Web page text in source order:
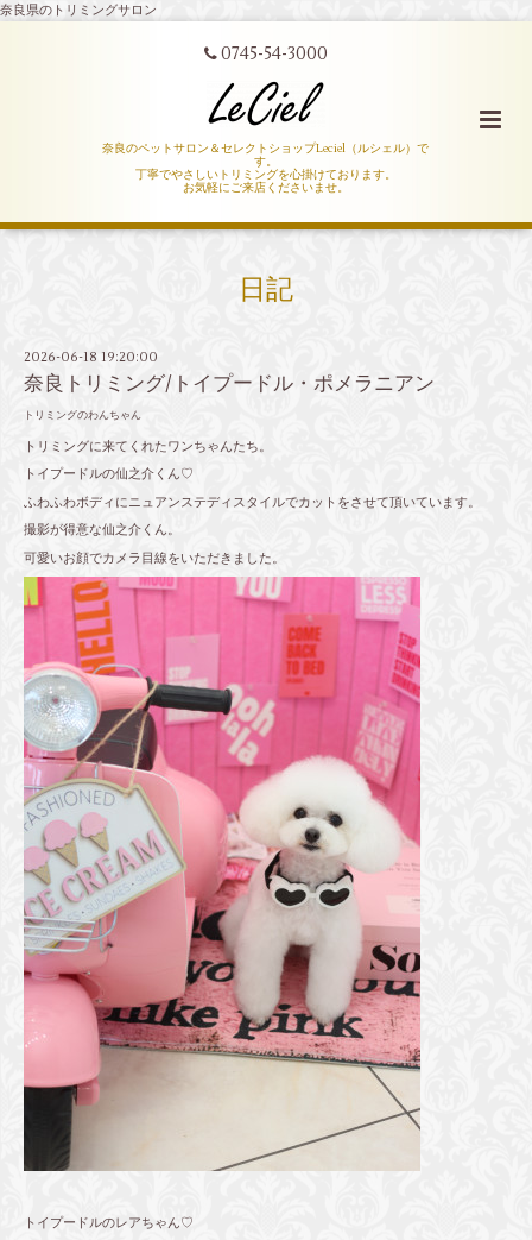
奈良県のトリミングサロン
0745-54-3000
奈良のペットサロン＆セレクトショップLeciel（ルシェル）で
す。
丁寧でやさしいトリミングを心掛けております。
お気軽にご来店くださいませ。
日記
2026-06-18 19:20:00
奈良トリミング/トイプードル・ポメラニアン
トリミングのわんちゃん
トリミングに来てくれたワンちゃんたち。
トイプードルの仙之介くん♡
ふわふわボディにニュアンステディスタイルでカットをさせて頂いています。
撮影が得意な仙之介くん。
可愛いお顔でカメラ目線をいただきました。
トイプードルのレアちゃん♡